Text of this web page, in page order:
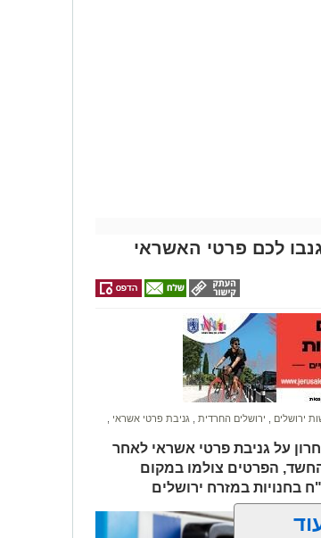
רמת שלמה נהרג בתאונה קשה ברח'
וירד לסייע להם בחבילות, אך מסיבה
אנוש והחלו לבצע עליו פעולות
הר הצופים אולם חרף מאמצי
החרדית" בוואטסאפ לחצו כאן
צרו איתנו קשר במייל
לכם פרטי האשראי
ירושלים ירושלים החרדית גניבת פרטי אשראי
על גניבת פרטי אשראי לאחר
הפרטים צולמו במקום